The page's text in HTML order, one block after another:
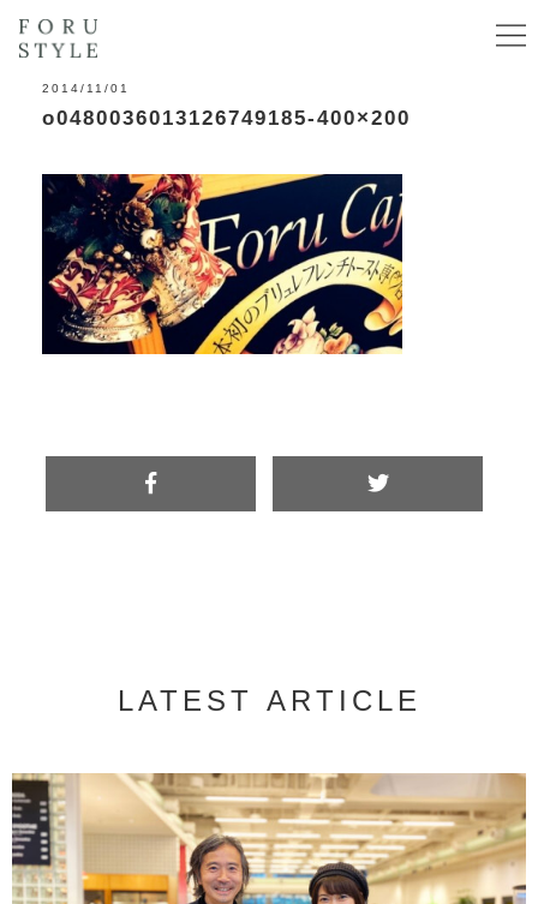
2014/11/01
o0480036013126749185-400×200
LATEST ARTICLE